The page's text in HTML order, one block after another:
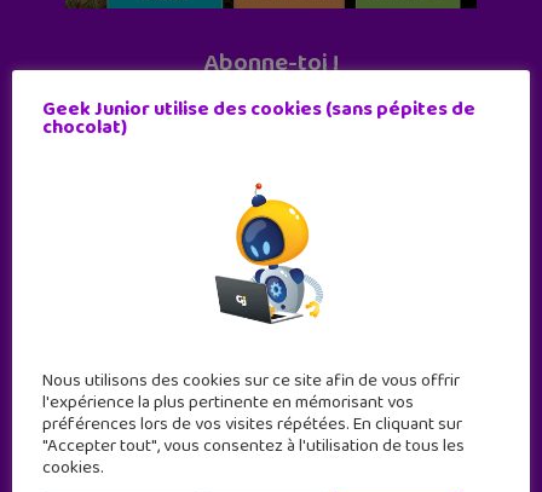
Abonne-toi !
11 numéros par an
Geek Junior utilise des cookies (sans pépites de
chocolat)
Nous utilisons des cookies sur ce site afin de vous offrir
l'expérience la plus pertinente en mémorisant vos
préférences lors de vos visites répétées. En cliquant sur
"Accepter tout", vous consentez à l'utilisation de tous les
cookies.